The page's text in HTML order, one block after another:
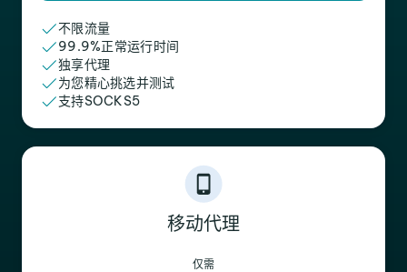
不限流量
99.9%正常运行时间
独享代理
为您精心挑选并测试
支持SOCKS5
移动代理
仅需